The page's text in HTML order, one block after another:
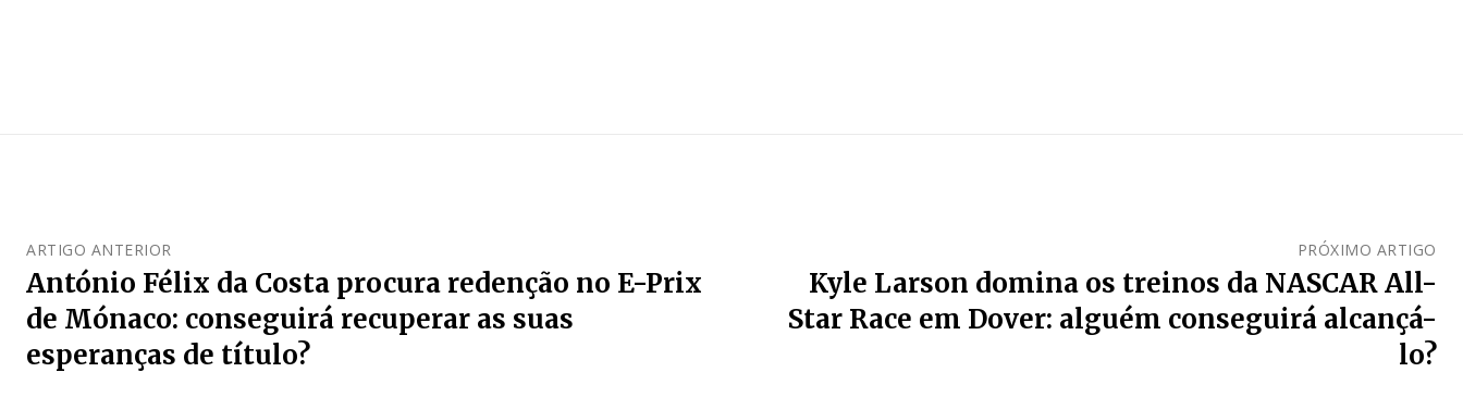
ARTIGO ANTERIOR
António Félix da Costa procura redenção no E-Prix
de Mónaco: conseguirá recuperar as suas
esperanças de título?
PRÓXIMO ARTIGO
Kyle Larson domina os treinos da NASCAR All-
Star Race em Dover: alguém conseguirá alcançá-
lo?